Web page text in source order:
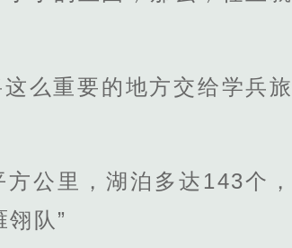
么重要的地方交给学兵旅
公里，湖泊多达143个，
队”